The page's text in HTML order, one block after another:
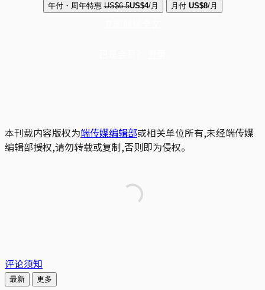
年付・周年特惠 US$6.5US$4/月 月付 US$8/月
本刊载内容版权为端传媒编辑部或相关单位所有,未经端传媒
编辑部授权,请勿转载或复制,否则即为侵权。
评论须知
最新 更多